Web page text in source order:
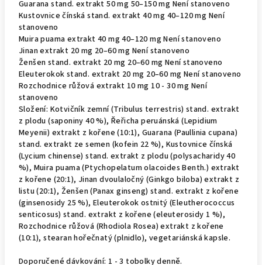
Guarana stand. extrakt 50 mg 50–150 mg Není stanoveno
Kustovnice čínská stand. extrakt 40 mg 40–120 mg Není
stanoveno
Muira puama extrakt 40 mg 40–120 mg Není stanoveno
Jinan extrakt 20 mg 20–60 mg Není stanoveno
Ženšen stand. extrakt 20 mg 20–60 mg Není stanoveno
Eleuterokok stand. extrakt 20 mg 20–60 mg Není stanoveno
Rozchodnice růžová extrakt 10 mg 10 - 30 mg Není
stanoveno
Složení: Kotvičník zemní (Tribulus terrestris) stand. extrakt
z plodu (saponiny 40 %), Řeřicha peruánská (Lepidium
Meyenii) extrakt z kořene (10:1), Guarana (Paullinia cupana)
stand. extrakt ze semen (kofein 22 %), Kustovnice čínská
(Lycium chinense) stand. extrakt z plodu (polysacharidy 40
%), Muira puama (Ptychopelatum olacoides Benth.) extrakt
z kořene (20:1), Jinan dvoulaločný (Ginkgo biloba) extrakt z
listu (20:1), Ženšen (Panax ginseng) stand. extrakt z kořene
(ginsenosidy 25 %), Eleuterokok ostnitý (Eleutherococcus
senticosus) stand. extrakt z kořene (eleuterosidy 1 %),
Rozchodnice růžová (Rhodiola Rosea) extrakt z kořene
(10:1), stearan hořečnatý (plnidlo), vegetariánská kapsle.
Doporučené dávkování: 1 - 3 tobolky denně.